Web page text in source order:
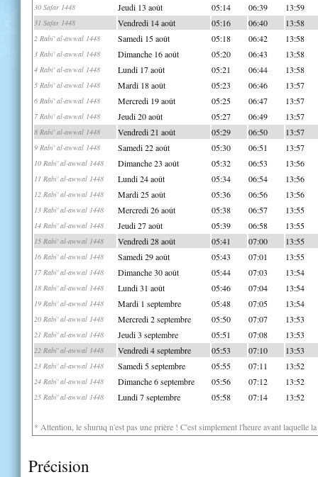
30 Safar 1448 Jeudi 13 août 05:14 06:39 13:59
31 Safar 1448 Vendredi 14 août 05:16 06:40 13:58
2 Rabi' al-awwal 1448 Samedi 15 août 05:18 06:42 13:58
3 Rabi' al-awwal 1448 Dimanche 16 août 05:20 06:43 13:58
4 Rabi' al-awwal 1448 Lundi 17 août 05:21 06:44 13:58
5 Rabi' al-awwal 1448 Mardi 18 août 05:23 06:46 13:57
6 Rabi' al-awwal 1448 Mercredi 19 août 05:25 06:47 13:57
7 Rabi' al-awwal 1448 Jeudi 20 août 05:27 06:49 13:57
8 Rabi' al-awwal 1448 Vendredi 21 août 05:29 06:50 13:57
9 Rabi' al-awwal 1448 Samedi 22 août 05:30 06:51 13:57
10 Rabi' al-awwal 1448 Dimanche 23 août 05:32 06:53 13:56
11 Rabi' al-awwal 1448 Lundi 24 août 05:34 06:54 13:56
12 Rabi' al-awwal 1448 Mardi 25 août 05:36 06:56 13:56
13 Rabi' al-awwal 1448 Mercredi 26 août 05:38 06:57 13:55
14 Rabi' al-awwal 1448 Jeudi 27 août 05:39 06:58 13:55
15 Rabi' al-awwal 1448 Vendredi 28 août 05:41 07:00 13:55
16 Rabi' al-awwal 1448 Samedi 29 août 05:43 07:01 13:55
17 Rabi' al-awwal 1448 Dimanche 30 août 05:44 07:03 13:54
18 Rabi' al-awwal 1448 Lundi 31 août 05:46 07:04 13:54
19 Rabi' al-awwal 1448 Mardi 1 septembre 05:48 07:05 13:54
20 Rabi' al-awwal 1448 Mercredi 2 septembre 05:50 07:07 13:53
21 Rabi' al-awwal 1448 Jeudi 3 septembre 05:51 07:08 13:53
22 Rabi' al-awwal 1448 Vendredi 4 septembre 05:53 07:10 13:53
23 Rabi' al-awwal 1448 Samedi 5 septembre 05:55 07:11 13:52
24 Rabi' al-awwal 1448 Dimanche 6 septembre 05:56 07:12 13:52
25 Rabi' al-awwal 1448 Lundi 7 septembre 05:58 07:14 13:52
* Attention, le shuruq n'est pas une prière ! C'est simplement l'heure avant laquelle
Précision